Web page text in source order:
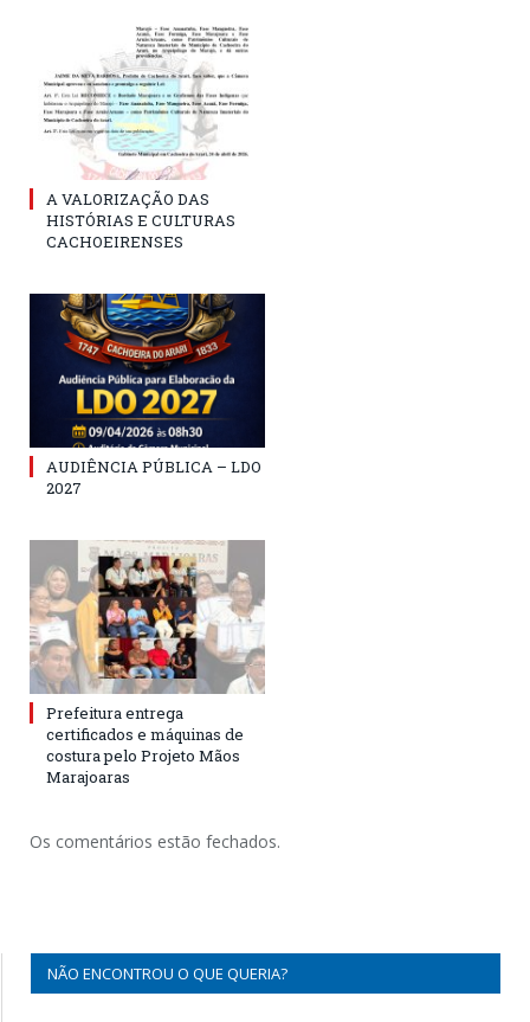
A VALORIZAÇÃO DAS
HISTÓRIAS E CULTURAS
CACHOEIRENSES
AUDIÊNCIA PÚBLICA – LDO
2027
Prefeitura entrega
certificados e máquinas de
costura pelo Projeto Mãos
Marajoaras
Os comentários estão fechados.
NÃO ENCONTROU O QUE QUERIA?